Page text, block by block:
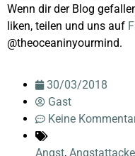
Wenn dir der Blog
liken, teilen und uns auf
@theoceaninyourmind.
30/03/2018
Gast
Keine
Angst, Angstattacke